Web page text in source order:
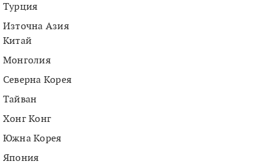
Турция
Източна Азия
Китай
Монголия
Северна Корея
Тайван
Хонг Конг
Южна Корея
Япония